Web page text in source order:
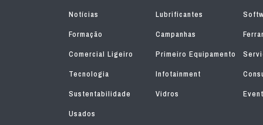
Notícias
Lubrificantes
Formação
Campanhas
Comercial Ligeiro
Primeiro Equipamento
Tecnologia
Infotainment
Sustentabilidade
Vidros
Usados